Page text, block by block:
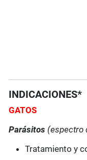
INDICACIONES*
GATOS
Parásitos (espectro
Tratamiento y